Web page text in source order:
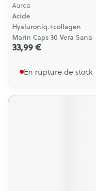
Aurea
Acide
Hyaluroniq.+collagen
Marin Caps 30 Vera Sana
33,99 €
En rupture de stock